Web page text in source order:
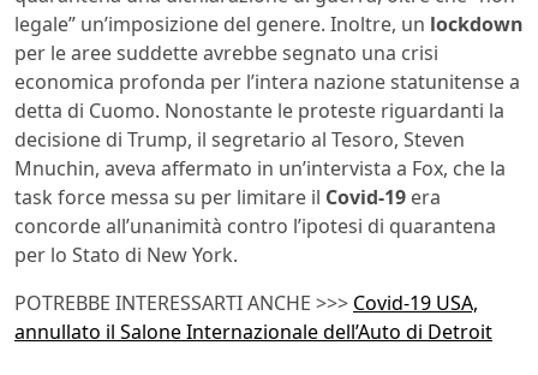
legale” un’imposizione del genere. Inoltre, un lockdown
per le aree suddette avrebbe segnato una crisi
economica profonda per l’intera nazione statunitense a
detta di Cuomo. Nonostante le proteste riguardanti la
decisione di Trump, il segretario al Tesoro, Steven
Mnuchin, aveva affermato in un’intervista a Fox, che la
task force messa su per limitare il Covid-19 era
concorde all’unanimità contro l’ipotesi di quarantena
per lo Stato di New York.
POTREBBE INTERESSARTI ANCHE >>> Covid-19 USA,
annullato il Salone Internazionale dell’Auto di Detroit